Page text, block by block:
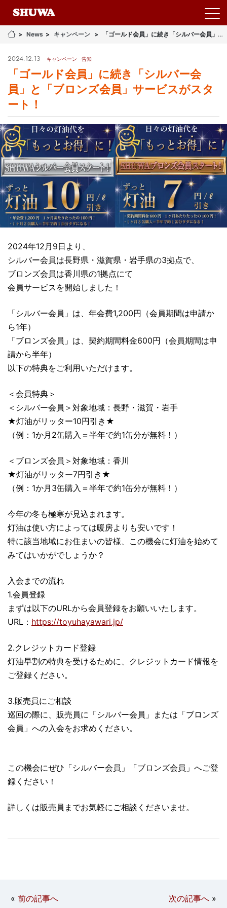
News キャンペーン 「ゴールド会員」に続き「シルバー会員」と「ブロンズ会員」サービスがスタート！
2024.12.13 キャンペーン 告知
「ゴールド会員」に続き「シルバー会
員」と「ブロンズ会員」サービスがスタ
ート！
2024年12月9日より、
シルバー会員は長野県・滋賀県・岩手県の3拠点で、
ブロンズ会員は香川県の1拠点にて
会員サービスを開始しました！
「シルバー会員」は、年会費1,200円（会員期間は申請か
ら1年）
「ブロンズ会員」は、契約期間料金600円（会員期間は申
請から半年）
以下の特典をご利用いただけます。
＜会員特典＞
＜シルバー会員＞対象地域：長野・滋賀・岩手
★灯油がリッター10円引き★
（例：1か月2缶購入＝半年で約1缶分が無料！）
＜ブロンズ会員＞対象地域：香川
★灯油がリッター7円引き★
（例：1か月3缶購入＝半年で約1缶分が無料！）
今年の冬も極寒が見込まれます。
灯油は使い方によっては暖房よりも安いです！
特に該当地域にお住まいの皆様、この機会に灯油を始めて
みてはいかがでしょうか？
入会までの流れ
1.会員登録
まずは以下のURLから会員登録をお願いいたします。
URL： https://toyuhayawari.jp/
2.クレジットカード登録
灯油早割の特典を受けるために、クレジットカード情報を
ご登録ください。
3.販売員にご相談
巡回の際に、販売員に「シルバー会員」または「ブロンズ
会員」への入会をお求めください。
この機会にぜひ「シルバー会員」「ブロンズ会員」へご登
録ください！
詳しくは販売員までお気軽にご相談くださいませ。
« 前の記事へ 次の記事へ »